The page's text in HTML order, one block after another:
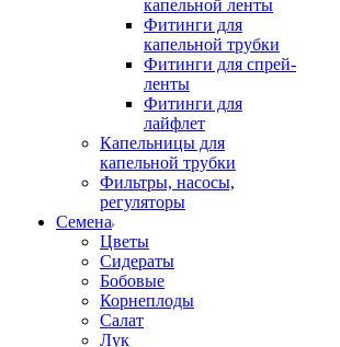
капельной ленты
Фитинги для
капельной трубки
Фитинги для спрей-
ленты
Фитинги для
лайфлет
Капельницы для
капельной трубки
Фильтры, насосы,
регуляторы
Семена
Цветы
Сидераты
Бобовые
Корнеплоды
Салат
Лук